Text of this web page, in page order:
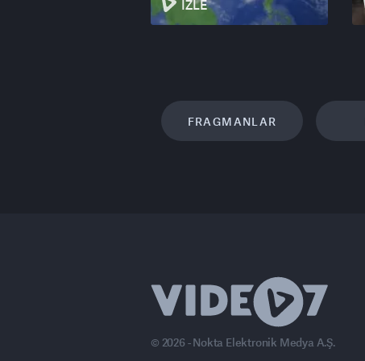
İZLE
FRAGMANLAR
© 2026 - Nokta Elektronik Medya A.Ş.